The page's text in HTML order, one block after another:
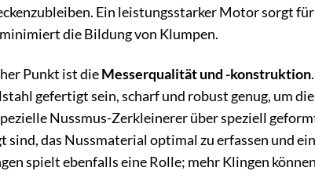
Ein leistungsstarker Motor sorgt
die Bildung von Klumpen.
Punkt ist dieMesserqualität und -konstruktion
gefertigt sein, scharf und robust genug, um
Nussmus-Zerkleinerer über speziell
sind, das Nussmaterial optimal zu erfassen und
spielt ebenfalls eine Rolle; mehr Klingen